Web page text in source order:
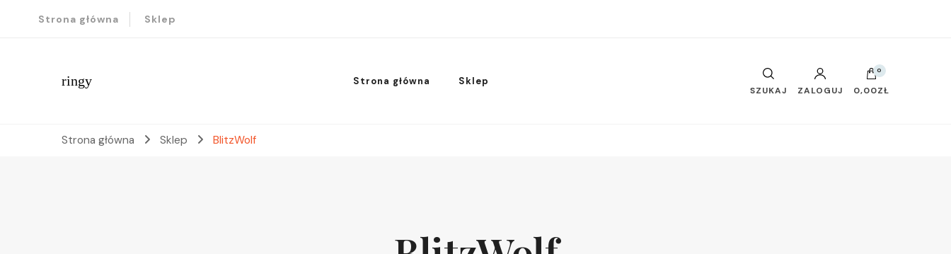
Strona główna Sklep
ringy Strona główna Sklep
SZUKAJ ZALOGUJ
0
0,00ZŁ
Strona główna Sklep BlitzWolf